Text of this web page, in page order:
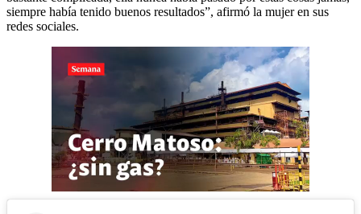
siempre había tenido buenos resultados”, afirmó la mujer en sus
redes sociales.